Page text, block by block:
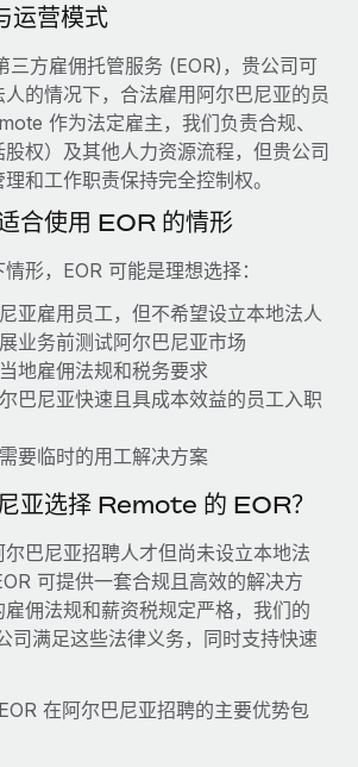
程
和跟踪 IT 设备
are key to maintaining
continues to expand in response
today’s labor market, the...
global payroll implementation
like
implementation" and picture a
运营模式
三方雇佣托管服务 (EOR)，贵公司可
的情况下，合法雇用阿尔巴尼亚的员
作为法定雇主，我们负责合规、
权）及其他人力资源流程，但贵公司
和工作职责保持完全控制权。
合使用 EOR 的情形
形，EOR 可能是理想选择：
亚雇用员工，但不希望设立本地法人
业务前测试阿尔巴尼亚市场
地雇佣法规和税务要求
巴尼亚快速且具成本效益的员工入职
要临时的用工解决方案
亚选择 Remote 的 EOR？
巴尼亚招聘人才但尚未设立本地法
可提供一套合规且高效的解决方
佣法规和薪资税规定严格，我们的
司满足这些法律义务，同时支持快速
在阿尔巴尼亚招聘的主要优势包